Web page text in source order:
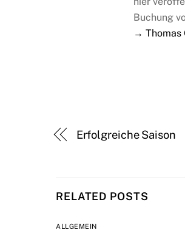
Buchung
→ Thomas
Erfolgreiche Saison
RELATED POSTS
ALLGEMEIN